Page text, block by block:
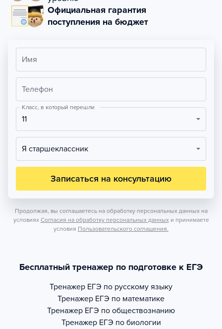
Официальная гарантия
поступления на бюджет
Имя
Телефон
Класс, в который перешли
11
Я старшеклассник
Записаться на консультацию
Продолжая, вы соглашаетесь на обработку персональных данных на
условиях Согласия на обработку персональных данных и принимаете
условия Пользовательского соглашения.
Бесплатный тренажер по подготовке к ЕГЭ
Тренажер ЕГЭ по русскому языку
Тренажер ЕГЭ по математике
Тренажер ЕГЭ по обществознанию
Тренажер ЕГЭ по биологии